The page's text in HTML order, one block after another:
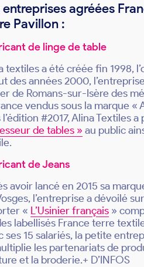
entreprises agréées
Pavillon :
de linge de table
textiles a été créée fin 1998,
des années 2000,
de Romans-sur-Isère des
vendus sous la marque «
l’édition #2017, Alina Textiles
de tables » au public
de Jeans
avoir lancé en 2015 sa
l’entreprise a dévoilé
« L’Usinier français »
labellisés France terre
ses 15 salariés, la petite
les partenariats de
et la broderie.+ D’INFOS